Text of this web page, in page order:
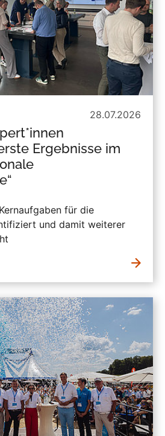
28.07.2026
Ergebnisse im
für die
und damit weiterer